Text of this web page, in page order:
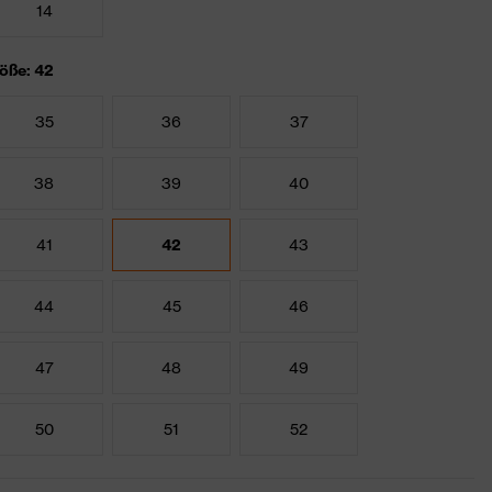
14
42
35 36 37
38 39 40
41 42 43
44 45 46
47 48 49
50 51 52